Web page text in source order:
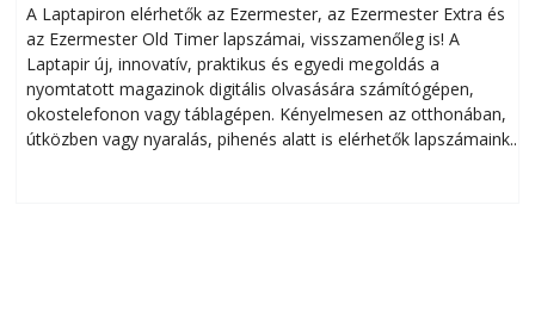
A Laptapiron elérhetők az Ezermester, az Ezermester Extra és
az Ezermester Old Timer lapszámai, visszamenőleg is! A
Laptapir új, innovatív, praktikus és egyedi megoldás a
nyomtatott magazinok digitális olvasására számítógépen,
okostelefonon vagy táblagépen. Kényelmesen az otthonában,
útközben vagy nyaralás, pihenés alatt is elérhetők lapszámaink.